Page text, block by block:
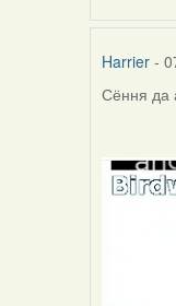
Harrier -
Сёння да